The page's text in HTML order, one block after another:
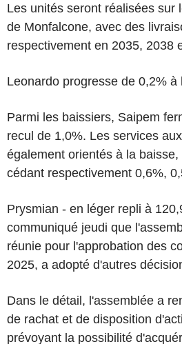
Les unités seront réalisées sur
de Monfalcone, avec des
respectivement en 2035, 2038
Leonardo progresse de 0,2% à
Parmi les baissiers, Saipem
recul de 1,0%. Les services
également orientés à la baisse,
cédant respectivement 0,6%,
Prysmian - en léger repli à
communiqué jeudi que
réunie pour l'approbation des
2025, a adopté d'autres
Dans le détail, l'assemblée a
de rachat et de disposition
prévoyant la possibilité